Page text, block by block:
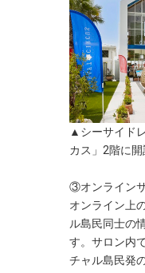
▲シーサイド
カス」2階に開
③オンライン
オンライン上
ル島民同士の
す。サロン内
チャル島民発